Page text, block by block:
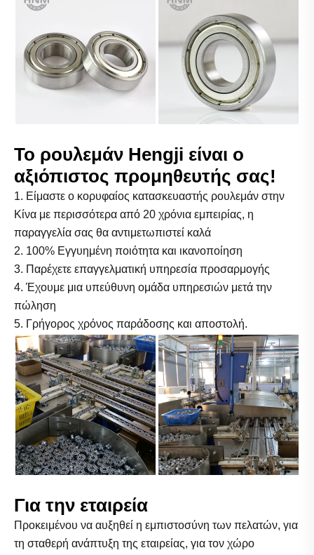
Το ρουλεμάν Hengji είναι ο
αξιόπιστος προμηθευτής σας!
1. Είμαστε ο κορυφαίος κατασκευαστής ρουλεμάν στην
Κίνα με περισσότερα από 20 χρόνια εμπειρίας, η
παραγγελία σας θα αντιμετωπιστεί καλά
2. 100% Εγγυημένη ποιότητα και ικανοποίηση
3. Παρέχετε επαγγελματική υπηρεσία προσαρμογής
4. Έχουμε μια υπεύθυνη ομάδα υπηρεσιών μετά την
πώληση
5. Γρήγορος χρόνος παράδοσης και αποστολή.
Για την εταιρεία
Προκειμένου να αυξηθεί η εμπιστοσύνη των πελατών, για
τη σταθερή ανάπτυξη της εταιρείας, για τον χώρο